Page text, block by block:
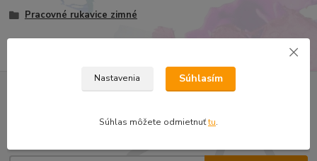
Pracovné rukavice zimné
zľavy!
Nastavenia Súhlasím
Súhlas môžete odmietnuťtu.